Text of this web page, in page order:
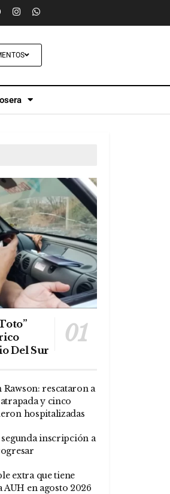
Del Sur
rescataron a
y cinco
hospitalizadas
inscripción a
extra que tiene
AUH en agosto 2026